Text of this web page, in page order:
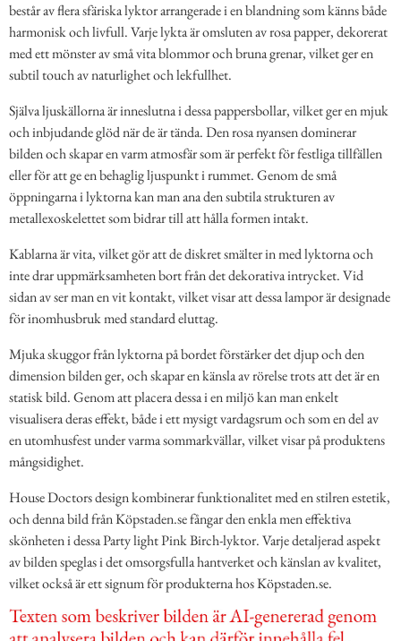
består av flera sfäriska lyktor arrangerade i en blandning som känns både
harmonisk och livfull. Varje lykta är omsluten av rosa papper, dekorerat
med ett mönster av små vita blommor och bruna grenar, vilket ger en
subtil touch av naturlighet och lekfullhet.
Själva ljuskällorna är inneslutna i dessa pappersbollar, vilket ger en mjuk
och inbjudande glöd när de är tända. Den rosa nyansen dominerar
bilden och skapar en varm atmosfär som är perfekt för festliga tillfällen
eller för att ge en behaglig ljuspunkt i rummet. Genom de små
öppningarna i lyktorna kan man ana den subtila strukturen av
metallexoskelettet som bidrar till att hålla formen intakt.
Kablarna är vita, vilket gör att de diskret smälter in med lyktorna och
inte drar uppmärksamheten bort från det dekorativa intrycket. Vid
sidan av ser man en vit kontakt, vilket visar att dessa lampor är designade
för inomhusbruk med standard eluttag.
Mjuka skuggor från lyktorna på bordet förstärker det djup och den
dimension bilden ger, och skapar en känsla av rörelse trots att det är en
statisk bild. Genom att placera dessa i en miljö kan man enkelt
visualisera deras effekt, både i ett mysigt vardagsrum och som en del av
en utomhusfest under varma sommarkvällar, vilket visar på produktens
mångsidighet.
House Doctors design kombinerar funktionalitet med en stilren estetik,
och denna bild från Köpstaden.se fångar den enkla men effektiva
skönheten i dessa Party light Pink Birch-lyktor. Varje detaljerad aspekt
av bilden speglas i det omsorgsfulla hantverket och känslan av kvalitet,
vilket också är ett signum för produkterna hos Köpstaden.se.